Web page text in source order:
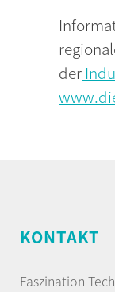
der
KONTAKT
Faszination